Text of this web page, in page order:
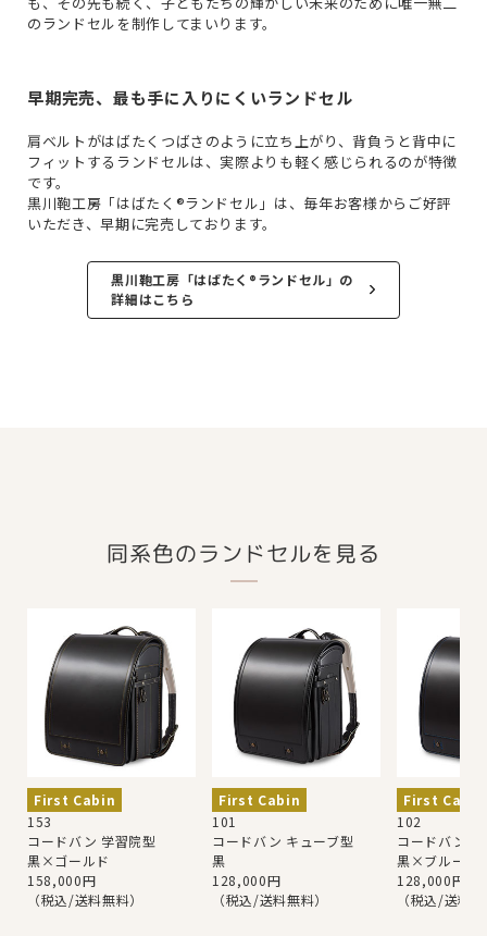
のランドセルを制作してまいります。
早期完売、最も手に入りにくいランドセル
肩ベルトがはばたくつばさのように立ち上がり、背負うと背中に
フィットするランドセルは、実際よりも軽く感じられるのが特徴
です。
黒川鞄工房「はばたく®ランドセル」は、毎年お客様からご好評
いただき、早期に完売しております。
黒川鞄工房「はばたく®ランドセル」の
詳細はこちら
同系色のランドセルを見る
First Cabin
153
コードバン 学習院型
黒×ゴールド
158,000円
（税込/送料無料）
First Cabin
101
コードバン キューブ型
黒
128,000円
（税込/送料無料）
First Cabin
102
コードバン
黒×ブルー
128,000円
（税込/送料